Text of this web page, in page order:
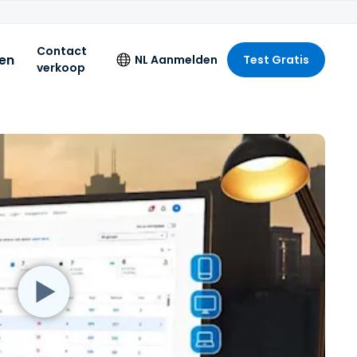
Contact
verkoop
NL
Taal
Deutsch
Español
Français
Italiano
Português
简体中文
Aanmelden Test Gratis